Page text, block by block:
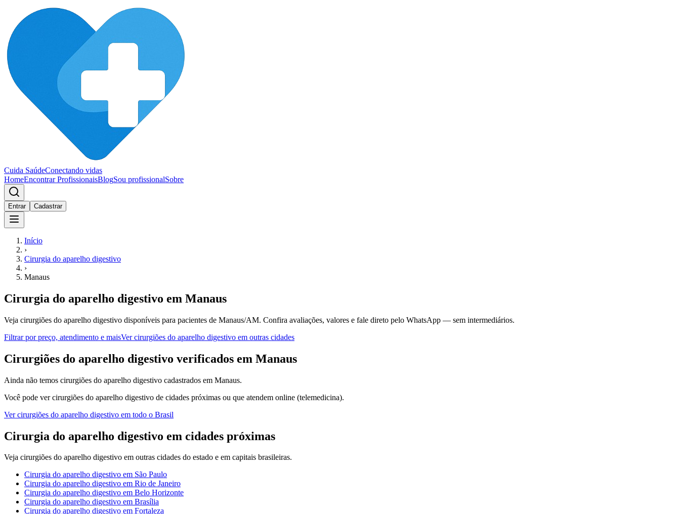
Cuida SaúdeConectando vidas
HomeEncontrar ProfissionaisBlogSou profissionalSobre
Entrar Cadastrar
Início
›
Cirurgia do aparelho digestivo
›
Manaus
Cirurgia do aparelho digestivo em Manaus
Veja cirurgiões do aparelho digestivo disponíveis para pacientes de Manaus/AM. Confira avaliações, valores e fale direto pelo WhatsApp — sem intermediários.
Filtrar por preço, atendimento e maisVercirurgiões do aparelho digestivo em outras cidades
Cirurgiões do aparelho digestivo verificados em Manaus
Ainda não temos cirurgiões do aparelho digestivo cadastrados em Manaus.
Você pode vercirurgiões do aparelho digestivo de cidades próximas ou que atendem online (telemedicina).
Vercirurgiões do aparelho digestivo em todo o Brasil
Cirurgia do aparelho digestivo em cidades próximas
Veja cirurgiões do aparelho digestivo em outras cidades do estado e em capitais brasileiras.
Cirurgia do aparelho digestivo em São Paulo
Cirurgia do aparelho digestivo em Rio de Janeiro
Cirurgia do aparelho digestivo em Belo Horizonte
Cirurgia do aparelho digestivo em Brasília
Cirurgia do aparelho digestivo em Fortaleza